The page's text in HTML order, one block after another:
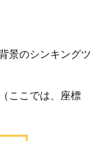
景のシンキングツ
ここでは、座標